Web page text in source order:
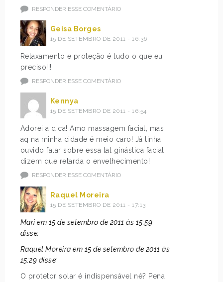
RESPONDER ESSE COMENTÁRIO
Geisa Borges
15 DE SETEMBRO DE 2011 - 16:36
Relaxamento e proteção é tudo o que eu
preciso!!!
RESPONDER ESSE COMENTÁRIO
Kennya
15 DE SETEMBRO DE 2011 - 16:54
Adorei a dica! Amo massagem facial, mas
aq na minha cidade é meio caro! Já tinha
ouvido falar sobre essa tal ginástica facial,
dizem que retarda o envelhecimento!
RESPONDER ESSE COMENTÁRIO
Raquel Moreira
15 DE SETEMBRO DE 2011 - 17:13
Mari em 15 de setembro de 2011 às 15:59
disse:
Raquel Moreira em 15 de setembro de 2011 às
15:29 disse:
O protetor solar é indispensável né? Pena